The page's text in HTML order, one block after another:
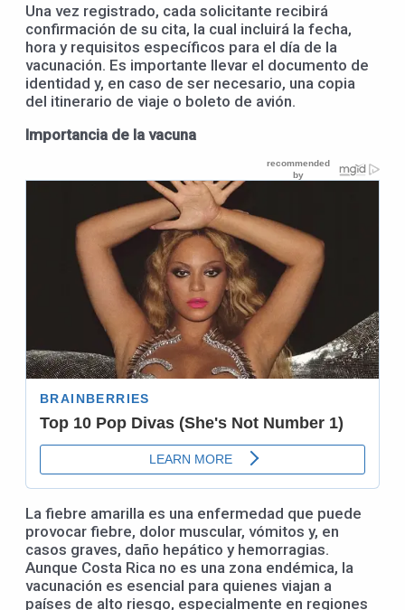
Una vez registrado, cada solicitante recibirá
confirmación de su cita, la cual incluirá la fecha,
hora y requisitos específicos para el día de la
vacunación. Es importante llevar el documento de
identidad y, en caso de ser necesario, una copia
del itinerario de viaje o boleto de avión.
Importancia de la vacuna
La fiebre amarilla es una enfermedad que puede
provocar fiebre, dolor muscular, vómitos y, en
casos graves, daño hepático y hemorragias.
Aunque Costa Rica no es una zona endémica, la
vacunación es esencial para quienes viajan a
países de alto riesgo, especialmente en regiones